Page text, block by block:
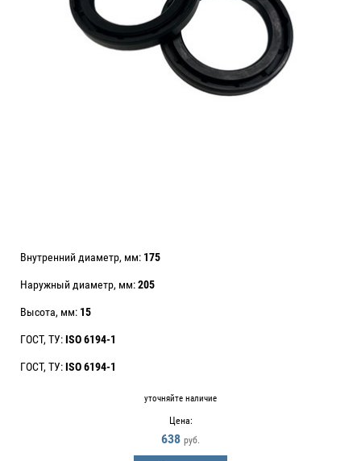
Внутренний диаметр, мм: 175
Наружный диаметр, мм:205
Высота, мм: 15
ГОСТ, ТУ:ISO 6194-1
ГОСТ, ТУ:ISO 6194-1
уточняйте наличие
Цена:
638 руб.